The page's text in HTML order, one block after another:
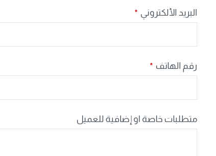
البريد الألكتروني *
رقم الهاتف *
متطلبات خاصة او إضافية للعميل